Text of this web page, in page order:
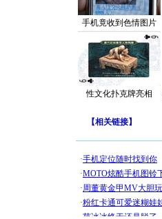
手机竟收到色情图片
性文化扑克牌亮相
【相关链接】